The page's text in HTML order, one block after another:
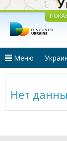
Меню
Нет